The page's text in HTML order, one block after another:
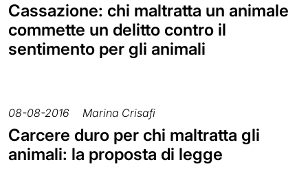
Cassazione: chi maltratta un animale
commette un delitto contro il
sentimento per gli animali
08-08-2016 Marina Crisafi
Carcere duro per chi maltratta gli
animali: la proposta di legge